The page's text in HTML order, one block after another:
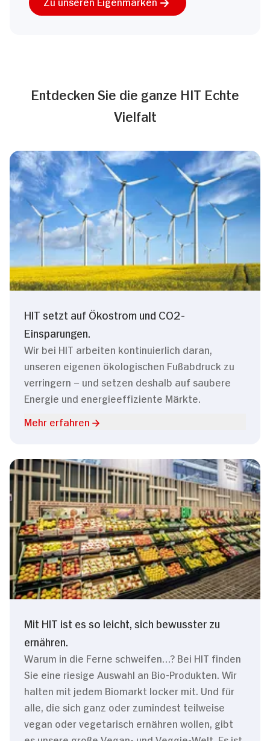
Entdecken Sie die ganze HIT Echte
Vielfalt
HIT setzt auf Ökostrom und CO2-
Einsparungen.
Wir bei HIT arbeiten kontinuierlich daran,
unseren eigenen ökologischen Fußabdruck zu
verringern – und setzen deshalb auf saubere
Energie und energieeffiziente Märkte.
Mehr erfahren
Mit HIT ist es so leicht, sich bewusster zu
ernähren.
Warum in die Ferne schweifen…? Bei HIT finden
Sie eine riesige Auswahl an Bio-Produkten. Wir
halten mit jedem Biomarkt locker mit. Und für
alle, die sich ganz oder zumindest teilweise
vegan oder vegetarisch ernähren wollen, gibt